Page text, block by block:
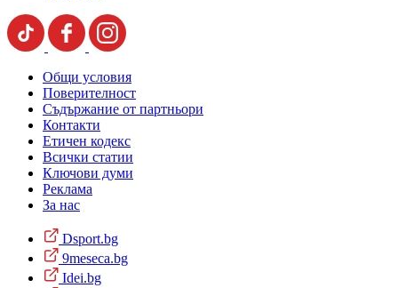
Общи условия
Поверителност
Съдържание от партньори
Контакти
Етичен кодекс
Всички статии
Ключови думи
Реклама
За нас
Dsport.bg
9meseca.bg
Idei.bg